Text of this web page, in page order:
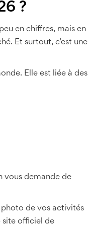
?
en chiffres, mais en
Et surtout, c’est une
Elle est liée à des
vous demande de
de vos activités
site officiel de